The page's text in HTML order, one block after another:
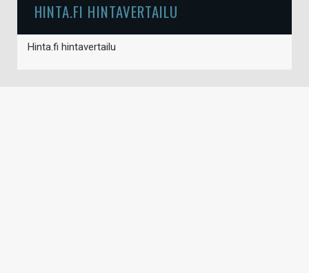
HINTA.FI HINTAVERTAILU
Hinta.fi hintavertailu